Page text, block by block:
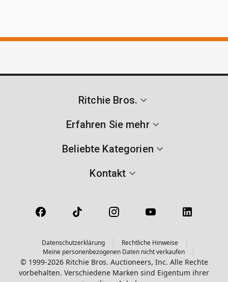
Ritchie Bros.
Erfahren Sie mehr
Beliebte Kategorien
Kontakt
Datenschutzerklärung
Rechtliche Hinweise
Meine personenbezogenen Daten nicht verkaufen
© 1999-2026 Ritchie Bros. Auctioneers, Inc. Alle Rechte
vorbehalten. Verschiedene Marken sind Eigentum ihrer